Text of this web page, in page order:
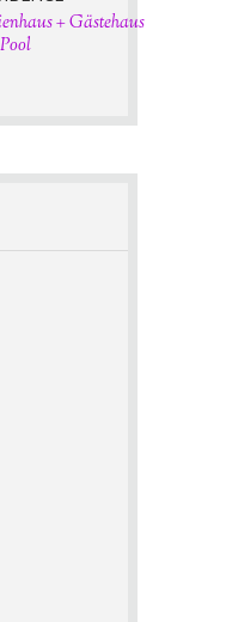
+ Gästehaus